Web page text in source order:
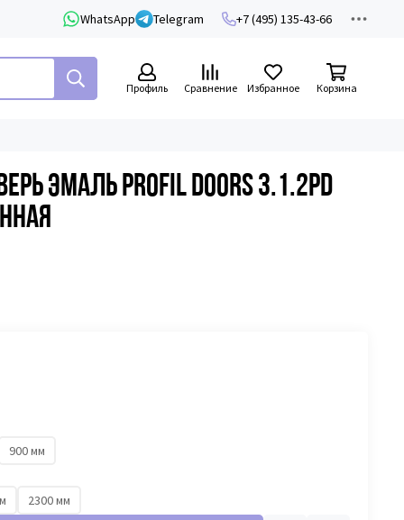
WhatsApp Telegram +7 (495) 135-43-66
Профиль Сравнение Избранное Корзина
эмаль Profil Doors 3.1.2PD
900 мм
2300 мм